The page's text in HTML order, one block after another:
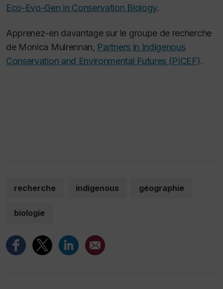
Eco-Evo-Gen in Conservation Biology.
Apprenez-en davantage sur le groupe de recherche
de Monica Mulrennan, Partners in Indigenous
Conservation and Environmental Futures (PICEF).
recherche indigenous géographie
biologie